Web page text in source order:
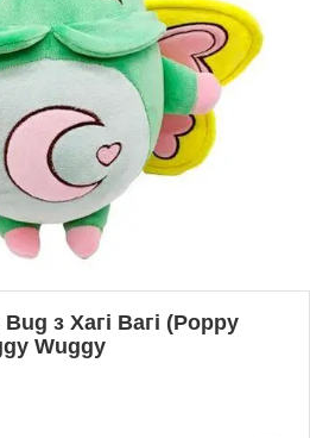
з Хагі Вагі (Poppy
Wuggy